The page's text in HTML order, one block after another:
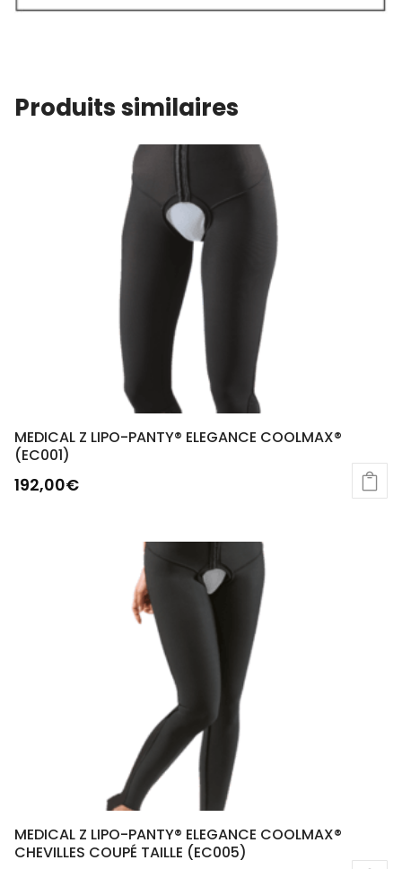
Produits similaires
MEDICAL Z LIPO-PANTY® ELEGANCE COOLMAX®
(EC001)
192,00€
MEDICAL Z LIPO-PANTY® ELEGANCE COOLMAX®
CHEVILLES COUPÉ TAILLE (EC005)